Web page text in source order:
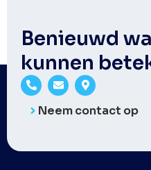
Benieuwd
kunnen
Neem contact op